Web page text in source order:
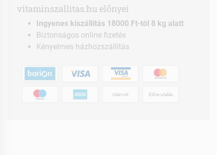
vitaminszallitas.hu előnyei
Ingyenes kiszállítás 18000 Ft-tól 8 kg alatt
Biztonságos online fizetés
Kényelmes házhozszállítás
Utánvét Előre utalás